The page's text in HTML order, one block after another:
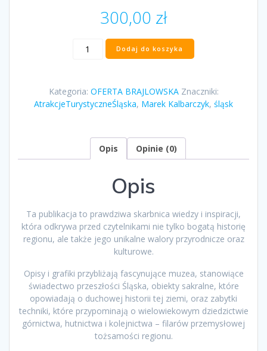
300,00 zł
ilość
"Atrakcje
Marek
Kalbarczyk
Dodaj do koszyka
Kategoria: OFERTA BRAJLOWSKA Znaczniki:
AtrakcjeTurystyczneŚląska, Marek Kalbarczyk, śląsk
Opis Opinie (0)
Opis
Ta publikacja to prawdziwa skarbnica wiedzy i inspiracji,
która odkrywa przed czytelnikami nie tylko bogatą historię
regionu, ale także jego unikalne walory przyrodnicze oraz
kulturowe.
Opisy i grafiki przybliżają fascynujące muzea, stanowiące
świadectwo przeszłości Śląska, obiekty sakralne, które
opowiadają o duchowej historii tej ziemi, oraz zabytki
techniki, które przypominają o wielowiekowym dziedzictwie
górnictwa, hutnictwa i kolejnictwa – filarów przemysłowej
tożsamości regionu.